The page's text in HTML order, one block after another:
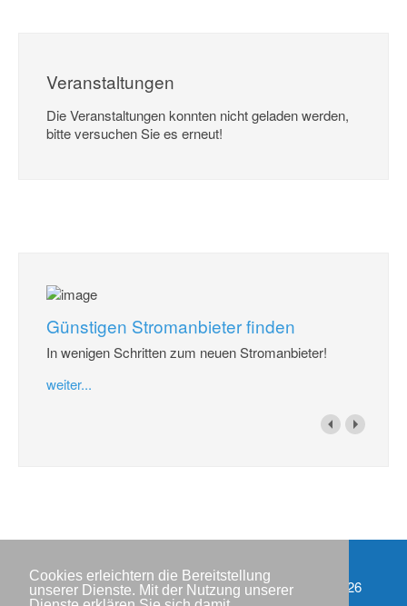
Cookies erleichtern die Bereitstellung
unserer Dienste. Mit der Nutzung unserer
Veranstaltungen
Die Veranstaltungen konnten nicht geladen werden,
bitte versuchen Sie es erneut!
Günstigen Stromanbieter finden
In wenigen Schritten zum neuen Stromanbieter!
weiter...
Impressum
Copyright © IWR 2026